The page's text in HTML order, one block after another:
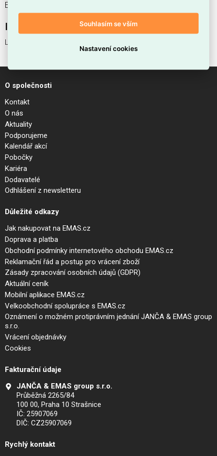
ELSVOS1786386.
Interní název produktu
LUMIERE-2 SP
O společnosti
Kontakt
O nás
Aktuality
Podporujeme
Kalendář akcí
Pobočky
Kariéra
Dodavatelé
Odhlášení z newsletteru
Důležité odkazy
Jak nakupovat na EMAS.cz
Doprava a platba
Obchodní podmínky internetového obchodu EMAS.cz
Reklamační řád a postup pro vrácení zboží
Zásady zpracování osobních údajů (GDPR)
Aktuální ceník
Mobilní aplikace EMAS.cz
Velkoobchodní spolupráce s EMAS.cz
Oznámení o možném protiprávním jednání JANČA & EMAS group
s.r.o.
Vrácení objednávky
Cookies
Fakturační údaje
JANČA & EMAS group s.r.o.
Průběžná 2265/84
100 00, Praha 10 Strašnice
IČ: 25907069
DIČ: CZ25907069
Rychlý kontakt
Souhlasím se vším
Nastavení cookies